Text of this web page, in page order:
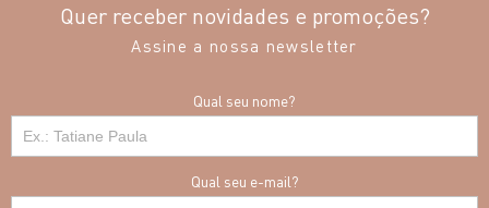
Quer receber novidades e promoções?
Assine a nossa newsletter
Qual seu nome?
Qual seu e-mail?